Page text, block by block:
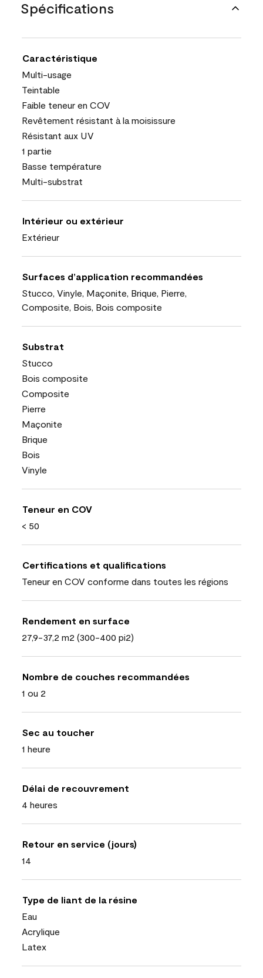
Spécifications
Caractéristique
Multi-usage
Teintable
Faible teneur en COV
Revêtement résistant à la moisissure
Résistant aux UV
1 partie
Basse température
Multi-substrat
Intérieur ou extérieur
Extérieur
Surfaces d’application recommandées
Stucco, Vinyle, Maçonite, Brique, Pierre,
Composite, Bois, Bois composite
Substrat
Stucco
Bois composite
Composite
Pierre
Maçonite
Brique
Bois
Vinyle
Teneur en COV
< 50
Certifications et qualifications
Teneur en COV conforme dans toutes les régions
Rendement en surface
27,9-37,2 m2 (300-400 pi2)
Nombre de couches recommandées
1 ou 2
Sec au toucher
1 heure
Délai de recouvrement
4 heures
Retour en service (jours)
14
Type de liant de la résine
Eau
Acrylique
Latex